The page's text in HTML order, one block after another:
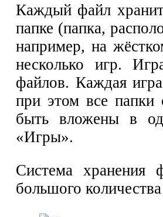
Каждый файл
папке (папка,
например, на
несколько игр.
файлов. Каждая
при этом все папки
быть вложены в
«Игры».
Система хранения
большого